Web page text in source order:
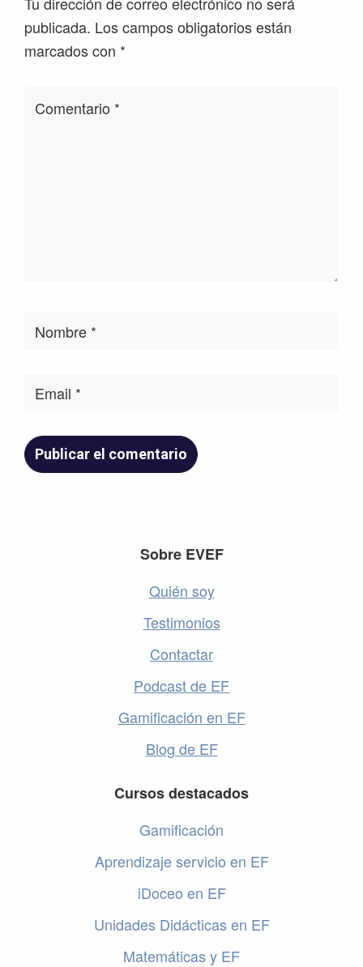
los
lectores
publicada. Los campos obligatorios están
marcados con *
Sobre EVEF
Quién soy
Testimonios
Contactar
Podcast de EF
Gamificación en EF
Blog de EF
Cursos destacados
Gamificación
Aprendizaje servicio en EF
iDoceo en EF
Unidades Didácticas en EF
Matemáticas y EF